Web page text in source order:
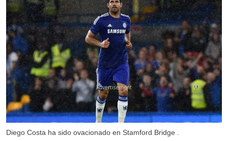
Diego Costa ha sido ovacionado en Stamford Bridge .
X